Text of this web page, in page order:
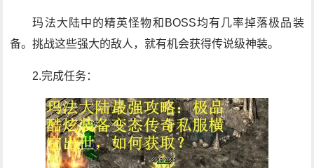
玛法大陆中的精英怪物和BOSS均有几率掉落极品装
备。挑战这些强大的敌人，就有机会获得传说级神装。
2.完成任务：